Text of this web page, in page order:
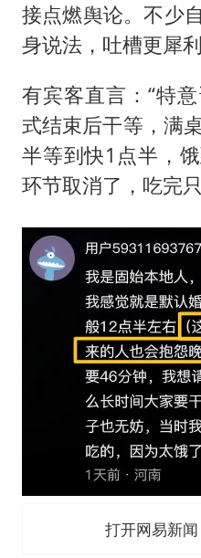
接点燃舆论。不少
身说法，吐槽更犀利
有宾客直言：“特
式结束后干等，满
半等到快1点半，
环节取消了，吃完
打开网易新